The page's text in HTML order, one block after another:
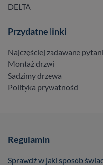
DELTA
Przydatne linki
Najczęściej zadawane
Montaż drzwi
Sadzimy drzewa
Polityka prywatności
Regulamin
Sprawdź w jaki sposób